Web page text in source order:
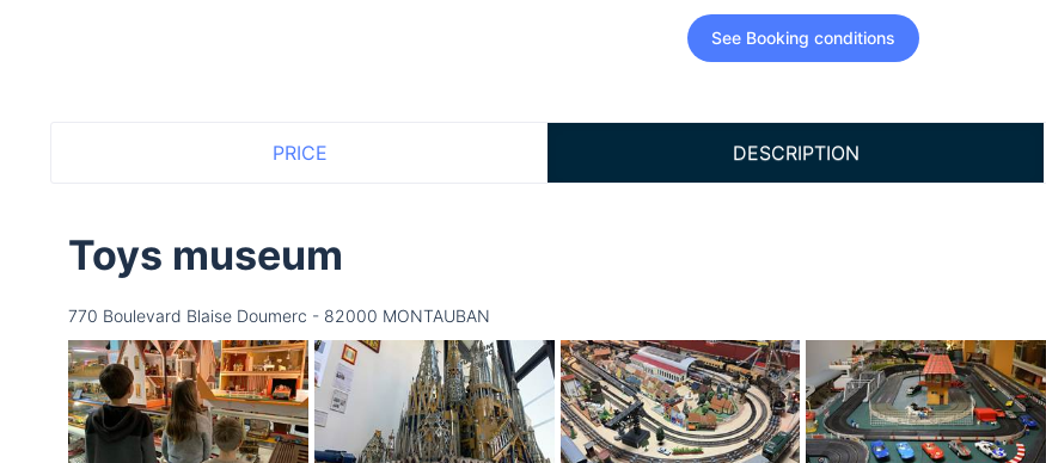
See Booking conditions
PRICE DESCRIPTION
Toys museum
770 Boulevard Blaise Doumerc - 82000 MONTAUBAN